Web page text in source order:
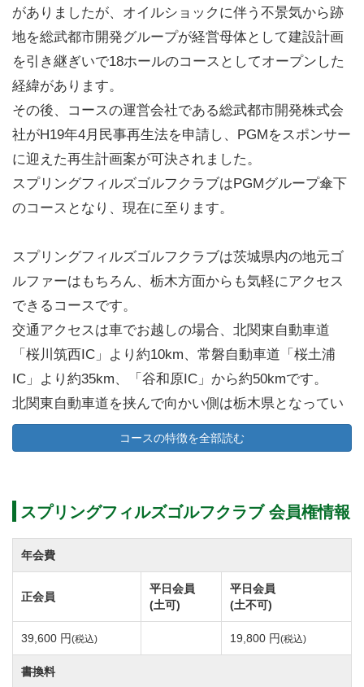
がありましたが、オイルショックに伴う不景気から跡
地を総武都市開発グループが経営母体として建設計画
を引き継ぎいで18ホールのコースとしてオープンした
経緯があります。
その後、コースの運営会社である総武都市開発株式会
社がH19年4月民事再生法を申請し、PGMをスポンサー
に迎えた再生計画案が可決されました。
スプリングフィルズゴルフクラブはPGMグループ傘下
のコースとなり、現在に至ります。
スプリングフィルズゴルフクラブは茨城県内の地元ゴ
ルファーはもちろん、栃木方面からも気軽にアクセス
できるコースです。
交通アクセスは車でお越しの場合、北関東自動車道
「桜川筑西IC」より約10km、常磐自動車道「桜土浦
IC」より約35km、「谷和原IC」から約50kmです。
北関東自動車道を挟んで向かい側は栃木県となってい
るので茨城県内にお住まいのゴルファーを中心に栃
木・埼玉・東京都内から多くの方にお越し頂いており
また、電車をご利用の場合、最寄駅はJR水戸線「新治
駅」となります。新治駅で下車後、スプリングフィル
ズゴルフクラブまでの移動はクラブバスまたはタクシ
ーにご乗車頂き、約10分です。
スプリングフィルズゴルフクラブのコース設計はジャ
ック・タトヒル氏。コースレートは72.5。
高い樹木にセパレートされ各ホールから雄大なロケー
コースの特徴を全部読む
スプリングフィルズゴルフクラブ 会員権情報
年会費
正会員
平日会員
(土可)
平日会員
(土不可)
39,600 円(税込) 19,800 円(税込)
書換料